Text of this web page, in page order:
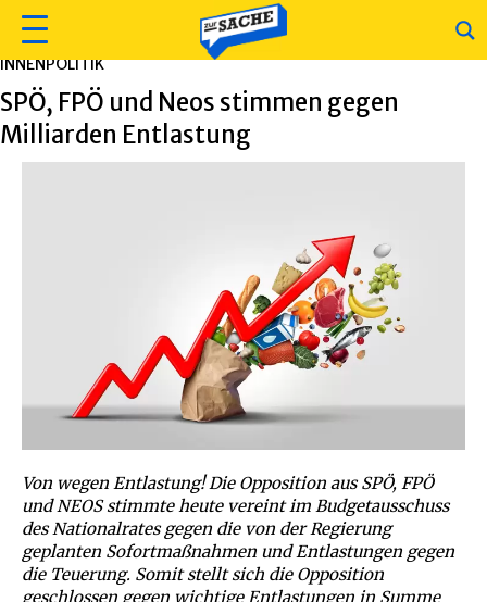
INNENPOLITIK
SPÖ, FPÖ und Neos stimmen gegen
Milliarden Entlastung
Von wegen Entlastung! Die Opposition aus SPÖ, FPÖ
und NEOS stimmte heute vereint im Budgetausschuss
des Nationalrates gegen die von der Regierung
geplanten Sofortmaßnahmen und Entlastungen gegen
die Teuerung. Somit stellt sich die Opposition
geschlossen gegen wichtige Entlastungen in Summe